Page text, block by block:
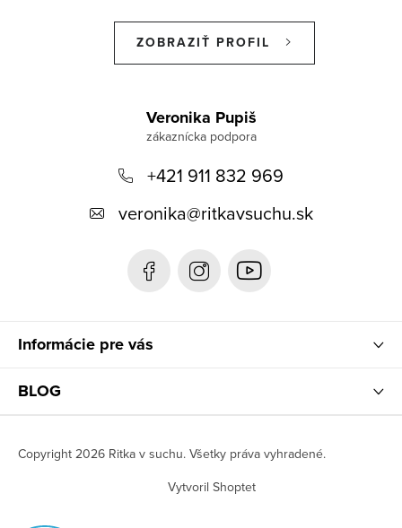
ZOBRAZIŤ PROFIL
Veronika Pupiš
+421 911 832 969
veronika@ritkavsuchu.sk
Informácie pre vás
BLOG
Vytvoril Shoptet
Copyright 2026 Ritka v suchu. Všetky práva vyhradené.